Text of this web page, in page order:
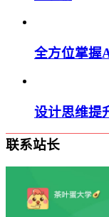
全方位掌握
设计思维提
联系站长